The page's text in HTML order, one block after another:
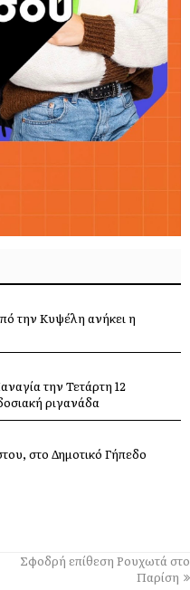
την Κυψέλη ανήκει η
την Τετάρτη 12
ριγανάδα
στο Δημοτικό Γήπεδο
Σφοδρή επίθεση Ρουχωτά στο
Παρίση